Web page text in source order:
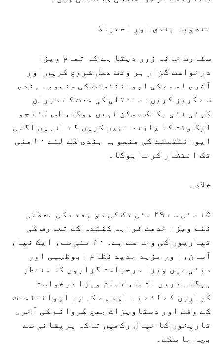
منصوبہ بندی اور احتیاط
سفارت خانہ زور دیتا ہے کہ تمام ویزا
درخواست گزار بر وقت عمل شروع کریں اور
آخری لمحے کی اپوائنٹمنٹ کی منصوبہ بندی
سے گریز کریں۔ منتقلی کی مدت کے دوران
کوئی نئی بکنگ ممکن نہیں ہوگا، اس لئے جو
لوگ وقت کا پابند نہیں کریں گے انہیں اگلی
اپوائنٹمنٹ کی منصوبہ بندی کے لئے ۳۰ مئی
تک انتظار کرنا ہوگا۔
خلاصہ
۱۵ مئی سے ۲۹ مئی تک کی دو ہفتے کی معطلی
نئے ویزا خدمت فراہم کنندہ کے تعارف کی
تیاریوں کی وجہ سے ہے۔ ۳۰ مئی سے، ایک نیا،
آسان، اور مزید جدید نظام ابوظہبی اور
دبئی میں ویزا درخواست گزاروں کا منتظر
ہوگا۔ دریں اثنا، تمام ویزا درخواست
گزاروں کے لئے یہ اہم ہے کہ وہ اپوائنٹمنٹ
کے وقت اور دستاویزات جمع کروانے کی آخری
تاریخوں کا خیال رکھیں تاکہ پریشانی سے
بچا جا سکے۔